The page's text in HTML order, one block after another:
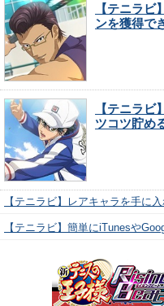
【テニラ
ンを獲得で
【テニラ
ツコツ貯め
【テニラビ】レアキャラを手に
【テニラビ】簡単にiTunesや